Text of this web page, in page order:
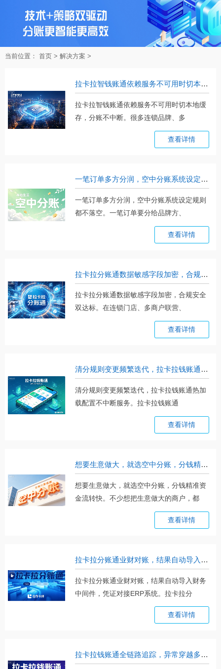
当前位置： 首页 > 解决方案 >
拉卡拉智钱账通依赖服务不可用时切本地缓存，分账不中断
拉卡拉智钱账通依赖服务不可用时切本地缓
存，分账不中断。很多连锁品牌、多
查看详情
一笔订单多方分润，空中分账系统设定规则都不落空
一笔订单多方分润，空中分账系统设定规则
都不落空。一笔订单要分给品牌方、
查看详情
拉卡拉分账通数据敏感字段加密，合规安全双达标
拉卡拉分账通数据敏感字段加密，合规安全
双达标。在连锁门店、多商户联营、
查看详情
清分规则变更频繁迭代，拉卡拉钱账通热加载配置不中断服务
清分规则变更频繁迭代，拉卡拉钱账通热加
载配置不中断服务。拉卡拉钱账通
查看详情
想要生意做大，就选空中分账，分钱精准资金流转快
想要生意做大，就选空中分账，分钱精准资
金流转快。不少想把生意做大的商户，都
查看详情
拉卡拉分账通业财对账，结果自动导入财务中间件，凭证对接ERP系统
拉卡拉分账通业财对账，结果自动导入财务
中间件，凭证对接ERP系统。拉卡拉分
查看详情
拉卡拉钱账通全链路追踪，异常穿越多节点，TraceId一次定位根因